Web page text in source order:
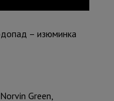
– изюминка
Green,